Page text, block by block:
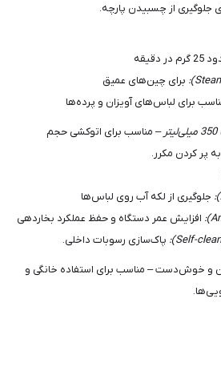
از چسبیدن پارچه.
در دقیقه
برای چین‌های عمیق
برای لباس‌های آویزان و پرده‌ها
– مناسب برای اتوکشی حجم
پر کردن مکرر.
جلوگیری از لکه آب روی لباس‌ها
افزایش عمر دستگاه و حفظ عملکرد بخاردهی
پاک‌سازی رسوبات داخلی.
و خوش‌دست – مناسب برای استفاده خانگی و